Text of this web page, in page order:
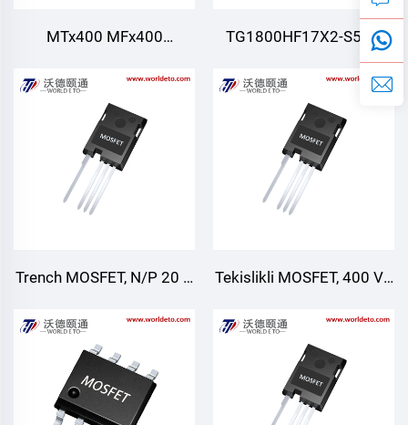
MTx400 MFx400
modullari,Suvni sovutish
TG1800HF17X2-S500,
1800 A, 1700 V, IGBT
moduli
Trench MOSFET, N/P 20 V
Tekislikli MOSFET, 400 V–